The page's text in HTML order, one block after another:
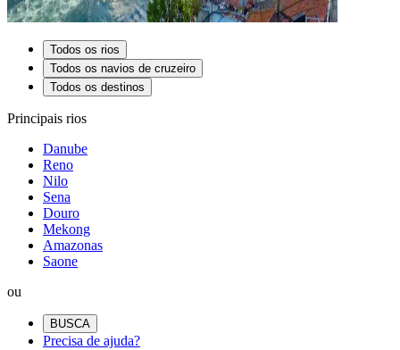
Todos os rios
Todos os navios de cruzeiro
Todos os destinos
Principais rios
Danube
Reno
Nilo
Sena
Douro
Mekong
Amazonas
Saone
ou
BUSCA
Precisa de ajuda?